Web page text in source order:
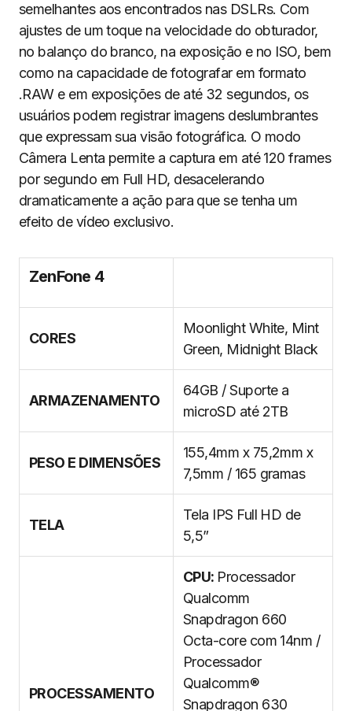
semelhantes aos encontrados nas DSLRs. Com
ajustes de um toque na velocidade do obturador,
no balanço do branco, na exposição e no ISO, bem
como na capacidade de fotografar em formato
.RAW e em exposições de até 32 segundos, os
usuários podem registrar imagens deslumbrantes
que expressam sua visão fotográfica. O modo
Câmera Lenta permite a captura em até 120 frames
por segundo em Full HD, desacelerando
dramaticamente a ação para que se tenha um
efeito de vídeo exclusivo.
ZenFone 4
CORES
Moonlight White, Mint
Green, Midnight Black
ARMAZENAMENTO
64GB / Suporte a
microSD até 2TB
PESO E DIMENSÕES
155,4mm x 75,2mm x
7,5mm / 165 gramas
TELA
Tela IPS Full HD de
5,5”
PROCESSAMENTO
CPU: Processador
Qualcomm
Snapdragon 660
Octa-core com 14nm /
Processador
Qualcomm®
Snapdragon 630